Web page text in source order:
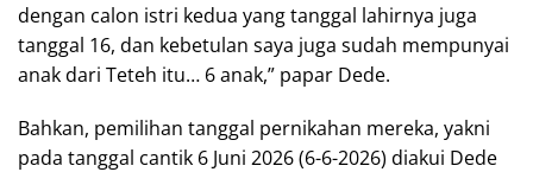
dengan calon istri kedua yang tanggal lahirnya juga
tanggal 16, dan kebetulan saya juga sudah mempunyai
anak dari Teteh itu… 6 anak,” papar Dede.
Bahkan, pemilihan tanggal pernikahan mereka, yakni
pada tanggal cantik 6 Juni 2026 (6-6-2026) diakui Dede